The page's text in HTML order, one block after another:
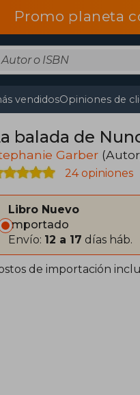
Promo planeta
vendidosOpiniones de
balada de
Garber
24 opiniones
Libro Nuevo
Importado
Envío: 12 a 17 días háb.
de importación